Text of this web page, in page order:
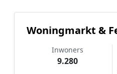
Woningmarkt &
Inwoners
9.280